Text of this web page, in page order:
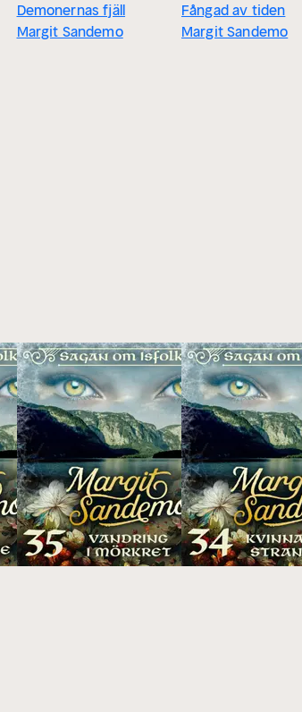
Demonernas fjäll
Margit Sandemo
Fångad av tiden
Margit Sandemo